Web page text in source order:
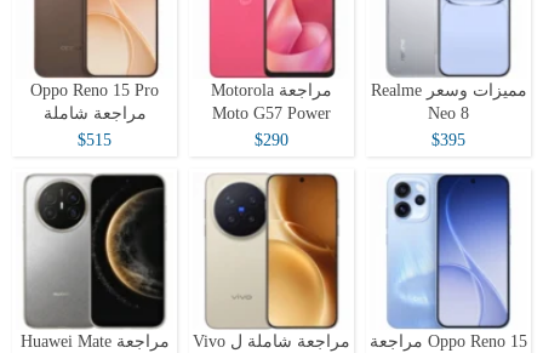
مميزات وسعر Realme
Neo 8
$395
مراجعة Motorola
Moto G57 Power
$290
Oppo Reno 15 Pro
مراجعة شاملة
$515
Oppo Reno 15 مراجعة
مراجعة شاملة ل Vivo
مراجعة Huawei Mate